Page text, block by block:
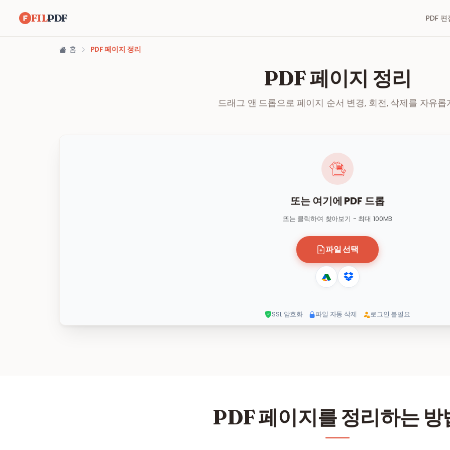
FILPDF PDF 편
홈 PDF 페이지 정리
PDF 페이지 정리
드래그 앤 드롭으로 페이지 순서 변경, 회전, 삭제를 자유롭
또는 여기에 PDF 드롭
또는 클릭하여 찾아보기 - 최대 100MB
파일 선택
SSL 암호화 파일 자동 삭제 로그인 불필요
PDF 페이지를 정리하는 방